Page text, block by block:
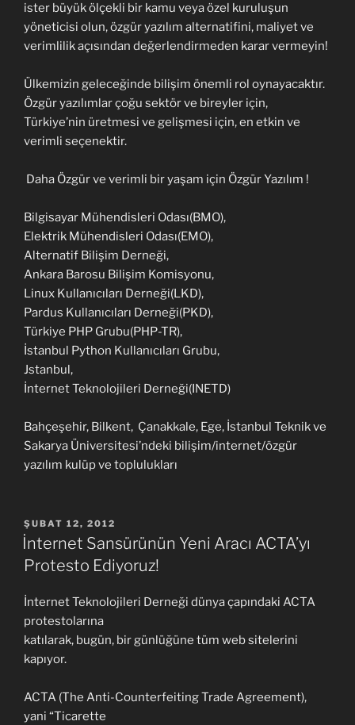
ister büyük ölçekli bir kamu veya özel kuruluşun
yöneticisi olun, özgür yazılım alternatifini, maliyet ve
verimlilik açısından değerlendirmeden karar vermeyin!
Ülkemizin geleceğinde bilişim önemli rol oynayacaktır.
Özgür yazılımlar çoğu sektör ve bireyler için,
Türkiye’nin üretmesi ve gelişmesi için, en etkin ve
verimli seçenektir.
Daha Özgür ve verimli bir yaşam için Özgür Yazılım !
Bilgisayar Mühendisleri Odası(BMO),
Elektrik Mühendisleri Odası(EMO),
Alternatif Bilişim Derneği,
Ankara Barosu Bilişim Komisyonu,
Linux Kullanıcıları Derneği(LKD),
Pardus Kullanıcıları Derneği(PKD),
Türkiye PHP Grubu(PHP-TR),
İstanbul Python Kullanıcıları Grubu,
Jstanbul,
İnternet Teknolojileri Derneği(INETD)
Bahçeşehir, Bilkent, Çanakkale, Ege, İstanbul Teknik ve
Sakarya Üniversitesi’ndeki bilişim/internet/özgür
yazılım kulüp ve toplulukları
YAYIM
TARIHI
ŞUBAT 12, 2012
İnternet Sansürünün Yeni Aracı ACTA’yı
Protesto Ediyoruz!
İnternet Teknolojileri Derneği dünya çapındaki ACTA
protestolarına
katılarak, bugün, bir günlüğüne tüm web sitelerini
kapıyor.
ACTA (The Anti-Counterfeiting Trade Agreement),
yani “Ticarette